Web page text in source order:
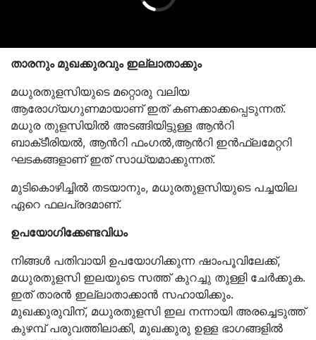
മധുരതുളസിയുടെ മറ്റൊരു വലിയ
ആരോഗ്യഗുണമായാണ് ഇത് കണക്കാക്കപ്പെടുന്നത്.
മധുര തുളസിയില്‍ അടങ്ങിയിട്ടുള്ള ആന്‍റി
ബാക്‌ടീരിയല്‍, ആന്‍റി ഫംഗല്‍,ആന്‍റി ഇന്‍ഫ്ലമേറ്ററി
ഘടകങ്ങളാണ് ഇത് സാധ്യമാക്കുന്നത്.
മുടികൊഴിച്ചില്‍ തടയാനും, മധുരതുളസിയുടെ പച്ചയില
ഏറെ ഫലപ്രദമാണ്.
ഉപയോഗിക്കേണ്ടവിധം
നിങ്ങള്‍ പതിവായി ഉപയോഗിക്കുന്ന ഷാംപൂവിലേക്ക്,
മധുരതുളസി ഇലയുടെ സത്ത് കുറച്ചു തുള്ളി ചേര്‍ക്കുക.
ഇത് താരന്‍ ഇല്ലാതാക്കാന്‍ സഹായിക്കും.
മുഖക്കുരുവിന്, മധുരതുളസി ഇല നന്നായി അരച്ചെടുത്ത്
കുഴമ്പ് പരുവത്തിലാക്കി, മുഖക്കുരു ഉള്ള ഭാഗങ്ങളില്‍
തേച്ചുപിടിപ്പിക്കുക. രാത്രിയില്‍ ഉറങ്ങുന്നതിന് മുമ്പ്